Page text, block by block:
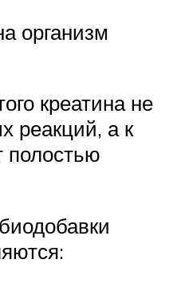
организм
креатина не
реакций, а к
полостью